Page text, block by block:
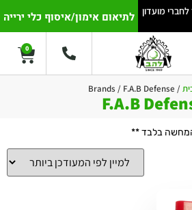
מועדון
לתיאום אימון/איסוף כלי ירייה
0
/ Brands / F.A.B Defense
F.A.B
בלבד **